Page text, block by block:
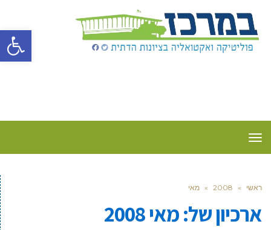
פתח
תפריט
ראשי »
2008
» מאי
ארכיון של:מאי 2008